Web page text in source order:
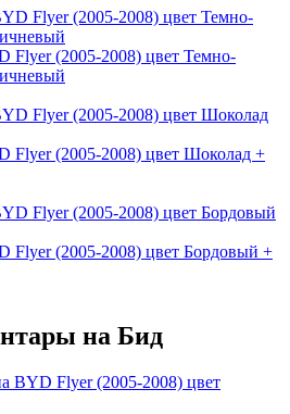
Flyer (2005-2008) цвет Темно-
Flyer (2005-2008) цвет Шоколад +
Flyer (2005-2008) цвет Бордовый +
на Бид